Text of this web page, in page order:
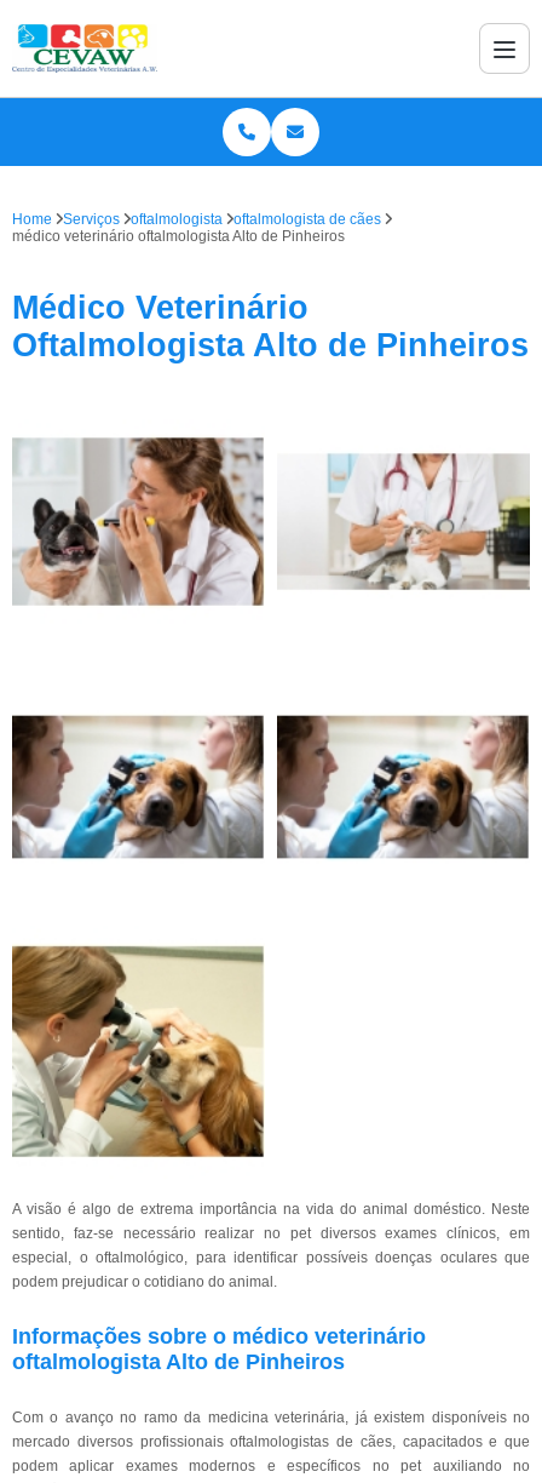
Home Serviços oftalmologista
oftalmologista de cães
médico veterinário oftalmologista Alto de Pinheiros
Médico Veterinário
Oftalmologista Alto de Pinheiros
A visão é algo de extrema importância na vida do animal doméstico. Neste
sentido, faz-se necessário realizar no pet diversos exames clínicos, em
especial, o oftalmológico, para identificar possíveis doenças oculares que
podem prejudicar o cotidiano do animal.
Informações sobre o médico veterinário
oftalmologista Alto de Pinheiros
Com o avanço no ramo da medicina veterinária, já existem disponíveis no
mercado diversos profissionais oftalmologistas de cães, capacitados e que
podem aplicar exames modernos e específicos no pet auxiliando no